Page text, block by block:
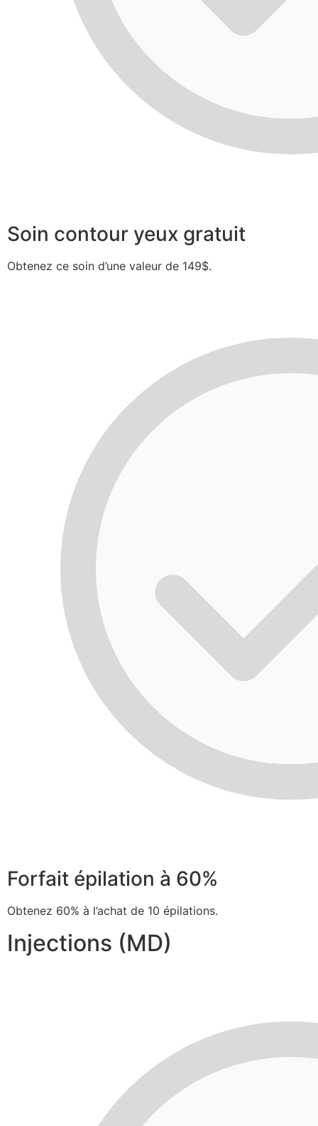
Soin contour yeux gratuit
Obtenez ce soin d’une valeur de 149$.
Forfait épilation à 60%
Obtenez 60% à l’achat de 10 épilations.
Injections (MD)